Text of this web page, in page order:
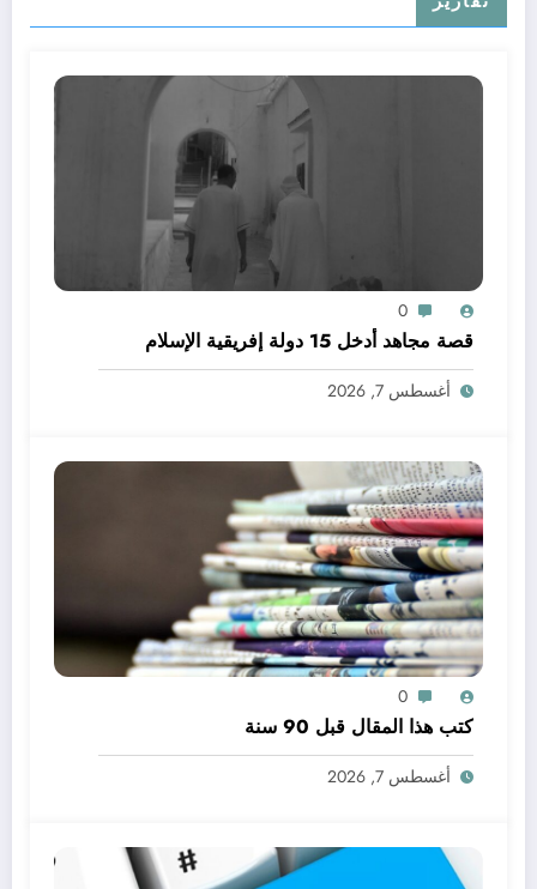
0
قصة مجاهد أدخل 15 دولة إفريقية الإسلام
أغسطس 7, 2026
0
كتب هذا المقال قبل 90 سنة
أغسطس 7, 2026